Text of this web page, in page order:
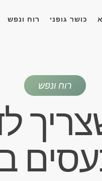
כושר גופני רוח ונפש
רוח ונפש